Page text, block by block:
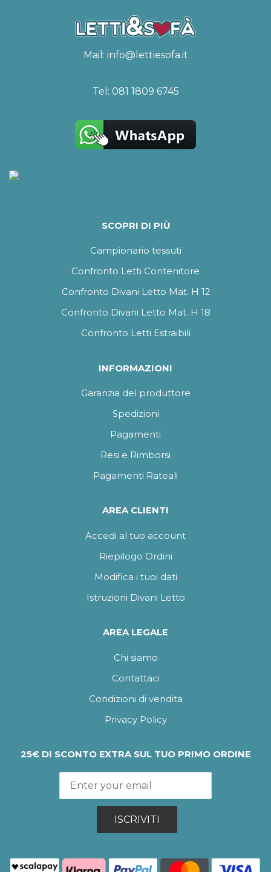
Mail: info@lettiesofa.it
Tel: 081 1809 6745
SCOPRI DI PIÙ
Campionario tessuti
Confronto Letti Contenitore
Confronto Divani Letto Mat. H 12
Confronto Divani Letto Mat. H 18
Confronto Letti Estraibili
INFORMAZIONI
Garanzia del produttore
Spedizioni
Pagamenti
Resi e Rimborsi
Pagamenti Rateali
AREA CLIENTI
Accedi al tuo account
Riepilogo Ordini
Modifica i tuoi dati
Istruzioni Divani Letto
AREA LEGALE
Chi siamo
Contattaci
Condizioni di vendita
Privacy Policy
25€ DI SCONTO EXTRA SUL TUO PRIMO ORDINE
ISCRIVITI